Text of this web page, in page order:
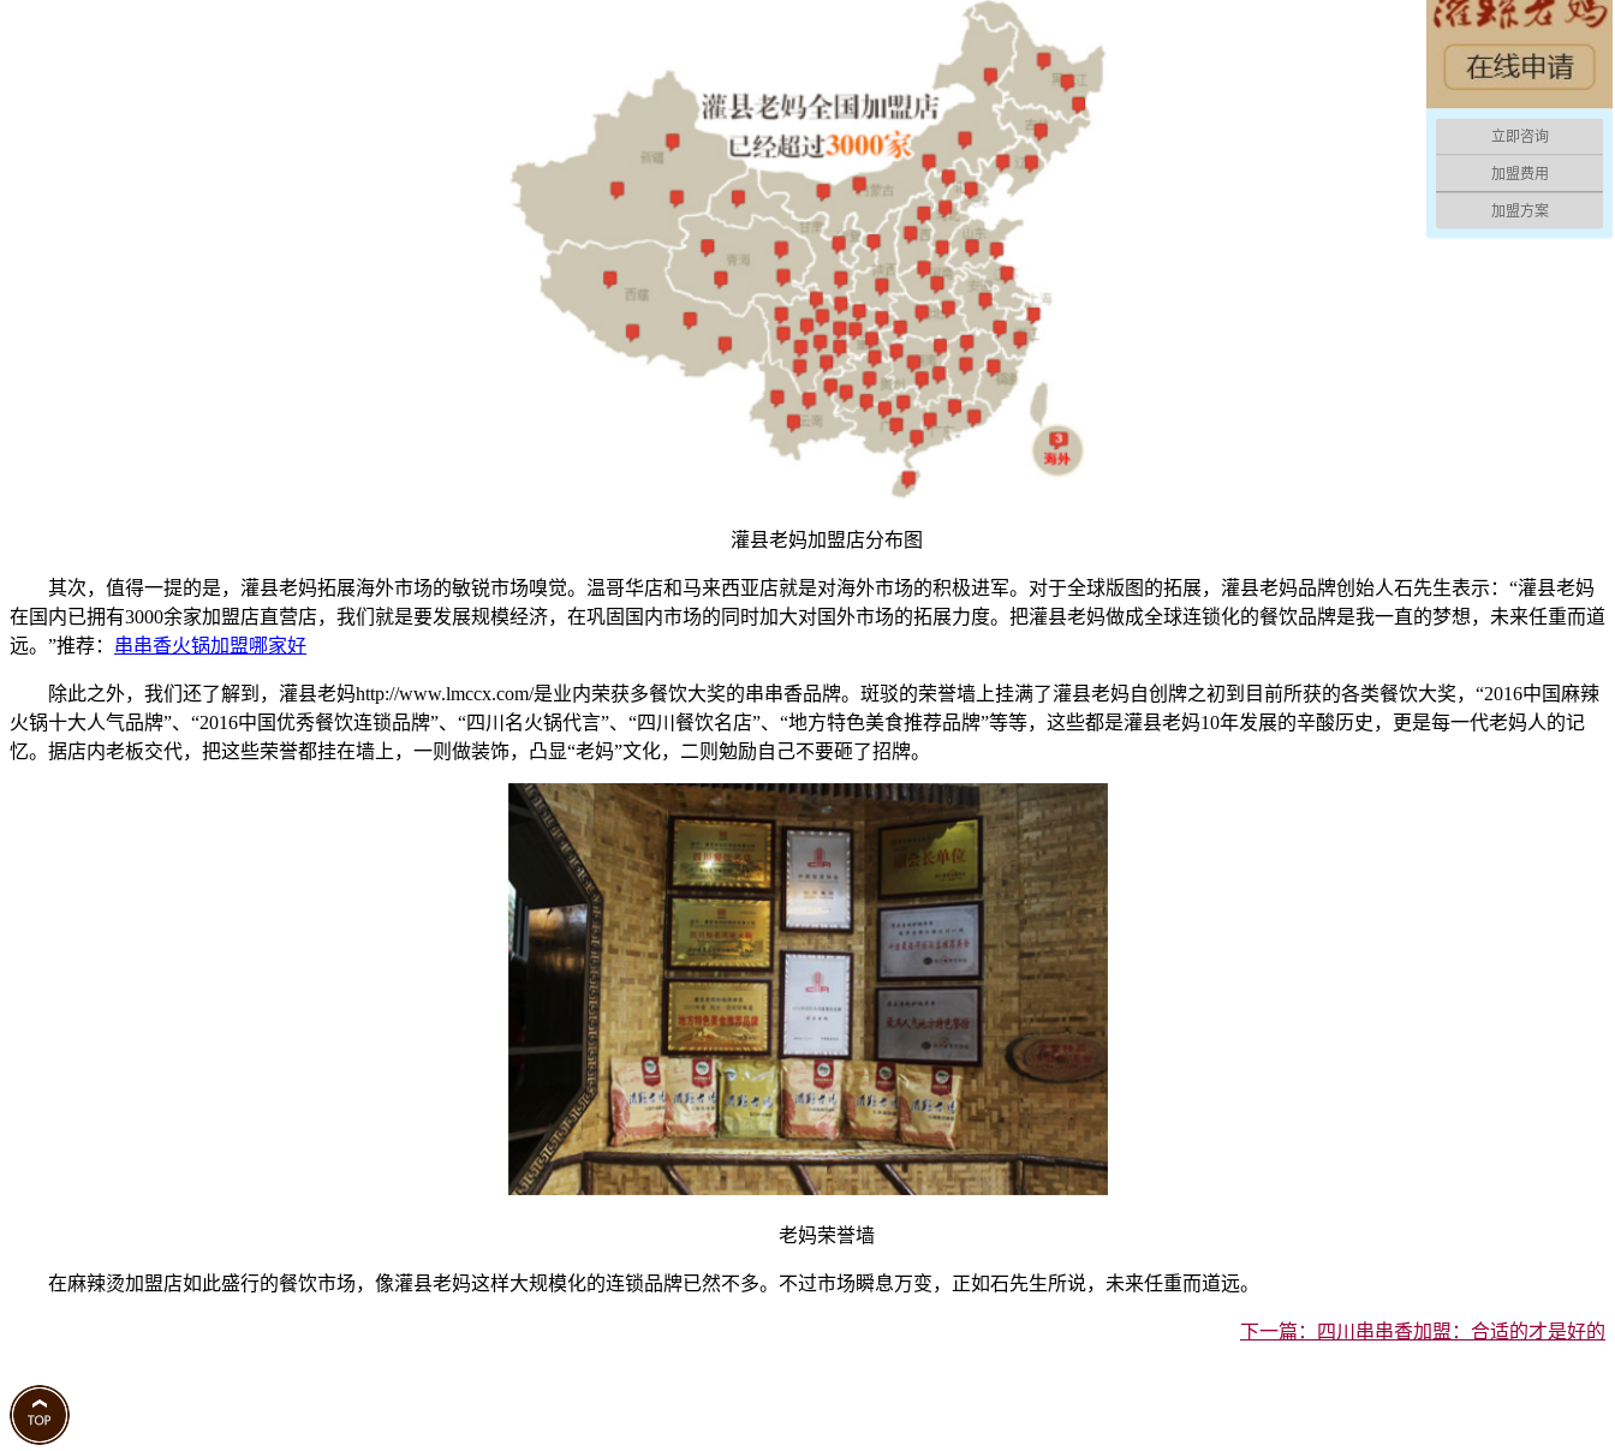
灌县老妈加盟店分布图
其次，值得一提的是，灌县老妈拓展海外市场的敏锐市场嗅觉。温哥华店和马来西亚店就是对海外市场的积极进军。对于全球版图的拓展，灌县老妈品牌创始人石先生表示：“灌县老妈
在国内已拥有3000余家加盟店直营店，我们就是要发展规模经济，在巩固国内市场的同时加大对国外市场的拓展力度。把灌县老妈做成全球连锁化的餐饮品牌是我一直的梦想，未来任重而道
远。”推荐： 串串香火锅加盟哪家好
除此之外，我们还了解到，灌县老妈http://www.lmccx.com/是业内荣获多餐饮大奖的串串香品牌。斑驳的荣誉墙上挂满了灌县老妈自创牌之初到目前所获的各类餐饮大奖，“2016中国麻辣
火锅十大人气品牌”、“2016中国优秀餐饮连锁品牌”、“四川名火锅代言”、“四川餐饮名店”、“地方特色美食推荐品牌”等等，这些都是灌县老妈10年发展的辛酸历史，更是每一代老妈人的记
忆。据店内老板交代，把这些荣誉都挂在墙上，一则做装饰，凸显“老妈”文化，二则勉励自己不要砸了招牌。
老妈荣誉墙
在麻辣烫加盟店如此盛行的餐饮市场，像灌县老妈这样大规模化的连锁品牌已然不多。不过市场瞬息万变，正如石先生所说，未来任重而道远。
下一篇：四川串串香加盟：合适的才是好的
立即咨询
加盟费用
加盟方案